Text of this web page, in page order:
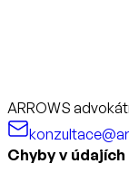
ARROWS
Chyby v